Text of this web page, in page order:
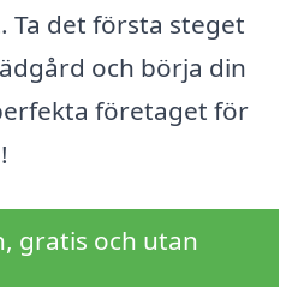
Ta det första steget
och börja din
företaget för
gratis och utan